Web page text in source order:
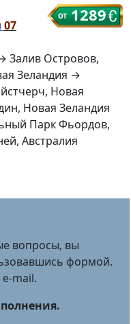
1289
07
Залив Островов,
Зеландия →
Новая
Новая Зеландия
Парк Фьордов,
Австралия
вопросы, вы
формой.
mail.